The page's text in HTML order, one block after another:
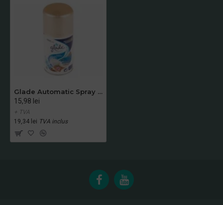
Glade Automatic Spray Rezerva Ocean Adventure
15,98 lei
+ TVA
19,34 lei TVA inclus